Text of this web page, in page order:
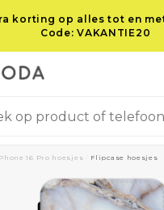
korting op alles tot en
Code: VAKANTIE20
16 Pro hoesjes Flipcase hoesjes